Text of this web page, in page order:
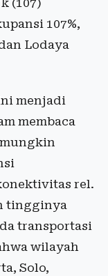
(107)
107%,
Lodaya
menjadi
membaca
rel.
tingginya
transportasi
wilayah
Solo,